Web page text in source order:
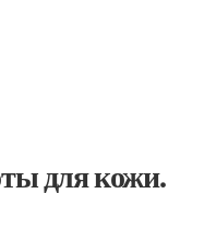
для кожи.